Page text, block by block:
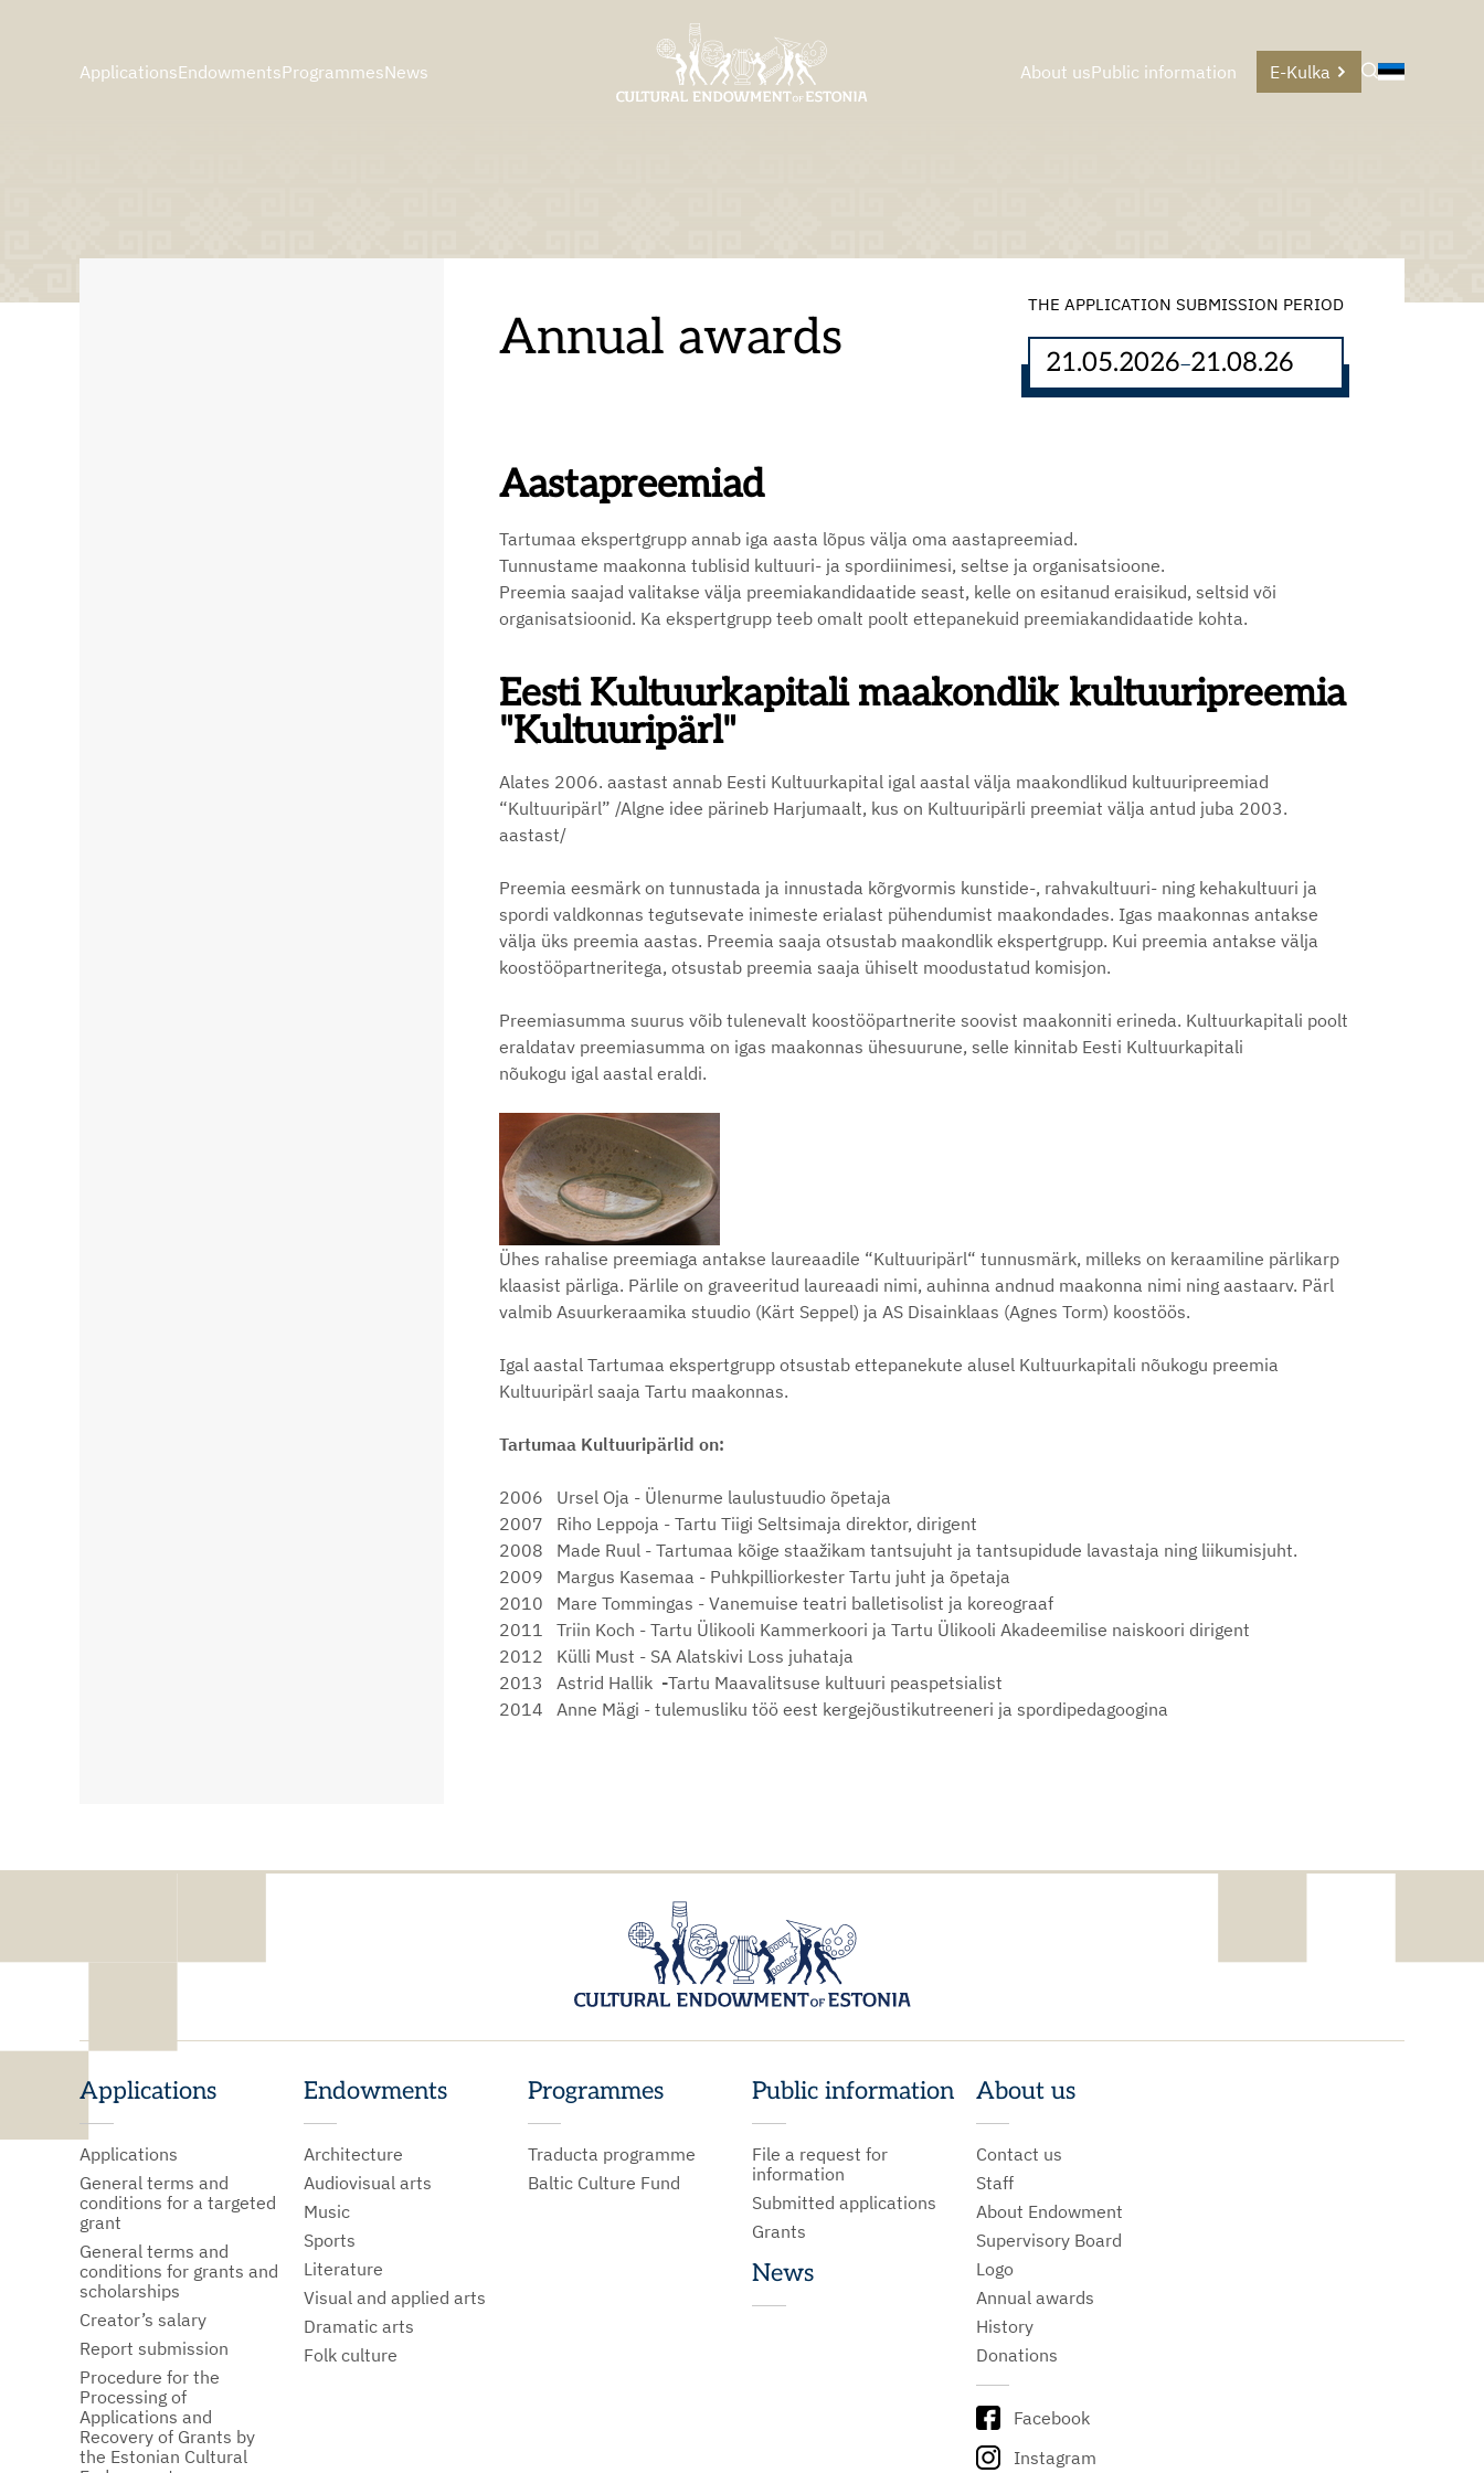
ApplicationsEndowmentsProgrammesNews About usPublic information E-Kulka
Annual awards
THE APPLICATION SUBMISSION PERIOD
21.05.2026–21.08.26
Aastapreemiad
Tartumaa ekspertgrupp annab iga aasta lõpus välja oma aastapreemiad.
Tunnustame maakonna tublisid kultuuri- ja spordiinimesi, seltse ja organisatsioone.
Preemia saajad valitakse välja preemiakandidaatide seast, kelle on esitanud eraisikud, seltsid või
organisatsioonid. Ka ekspertgrupp teeb omalt poolt ettepanekuid preemiakandidaatide kohta.
Eesti Kultuurkapitali maakondlik kultuuripreemia
"Kultuuripärl"
Alates 2006. aastast annab Eesti Kultuurkapital igal aastal välja maakondlikud kultuuripreemiad
“Kultuuripärl” /Algne idee pärineb Harjumaalt, kus on Kultuuripärli preemiat välja antud juba 2003.
aastast/
Preemia eesmärk on tunnustada ja innustada kõrgvormis kunstide-, rahvakultuuri- ning kehakultuuri ja
spordi valdkonnas tegutsevate inimeste erialast pühendumist maakondades. Igas maakonnas antakse
välja üks preemia aastas. Preemia saaja otsustab maakondlik ekspertgrupp. Kui preemia antakse välja
koostööpartneritega, otsustab preemia saaja ühiselt moodustatud komisjon.
Preemiasumma suurus võib tulenevalt koostööpartnerite soovist maakonniti erineda. Kultuurkapitali poolt
eraldatav preemiasumma on igas maakonnas ühesuurune, selle kinnitab Eesti Kultuurkapitali
nõukogu igal aastal eraldi.
Ühes rahalise preemiaga antakse laureaadile “Kultuuripärl“ tunnusmärk, milleks on keraamiline pärlikarp
klaasist pärliga. Pärlile on graveeritud laureaadi nimi, auhinna andnud maakonna nimi ning aastaarv. Pärl
valmib Asuurkeraamika stuudio (Kärt Seppel) ja AS Disainklaas (Agnes Torm) koostöös.
Igal aastal Tartumaa ekspertgrupp otsustab ettepanekute alusel Kultuurkapitali nõukogu preemia
Kultuuripärl saaja Tartu maakonnas.
Tartumaa Kultuuripärlid on:
2006 Ursel Oja - Ülenurme laulustuudio õpetaja
2007 Riho Leppoja - Tartu Tiigi Seltsimaja direktor, dirigent
2008 Made Ruul - Tartumaa kõige staažikam tantsujuht ja tantsupidude lavastaja ning liikumisjuht.
2009 Margus Kasemaa - Puhkpilliorkester Tartu juht ja õpetaja
2010 Mare Tommingas - Vanemuise teatri balletisolist ja koreograaf
2011 Triin Koch - Tartu Ülikooli Kammerkoori ja Tartu Ülikooli Akadeemilise naiskoori dirigent
2012 Külli Must - SA Alatskivi Loss juhataja
2013 Astrid Hallik -Tartu Maavalitsuse kultuuri peaspetsialist
2014 Anne Mägi - tulemusliku töö eest kergejõustikutreeneri ja spordipedagoogina
Applications
Applications
General terms and
conditions for a targeted
grant
General terms and
conditions for grants and
scholarships
Creator’s salary
Report submission
Procedure for the
Processing of
Applications and
Recovery of Grants by
the Estonian Cultural
Endowments
Architecture
Audiovisual arts
Music
Sports
Literature
Visual and applied arts
Dramatic arts
Folk culture
Programmes
Traducta programme
Baltic Culture Fund
Public information
File a request for
information
Submitted applications
Grants
News
About us
Contact us
Staff
About Endowment
Supervisory Board
Logo
Annual awards
History
Donations
Facebook
Instagram